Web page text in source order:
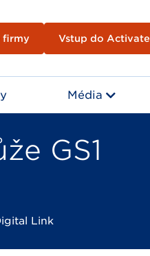
firmy Vstup do Activate
Média
GS1
Link